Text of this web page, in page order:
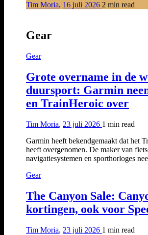
Tim Moria, 16 juli 2026 2 min read
Gear
Gear
Grote overname in de
duursport: Garmin
en TrainHeroic over
Tim Moria, 23 juli 2026 1 min read
Garmin heeft bekendgemaakt dat het
heeft overgenomen. De maker van
navigatiesystemen en sporthorloges
Gear
The Canyon Sale:
kortingen, ook voor
Tim Moria, 23 juli 2026 1 min read